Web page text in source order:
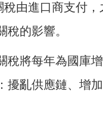
稅由進口商支付
的影響。
將每年為國庫
擾亂供應鏈、增